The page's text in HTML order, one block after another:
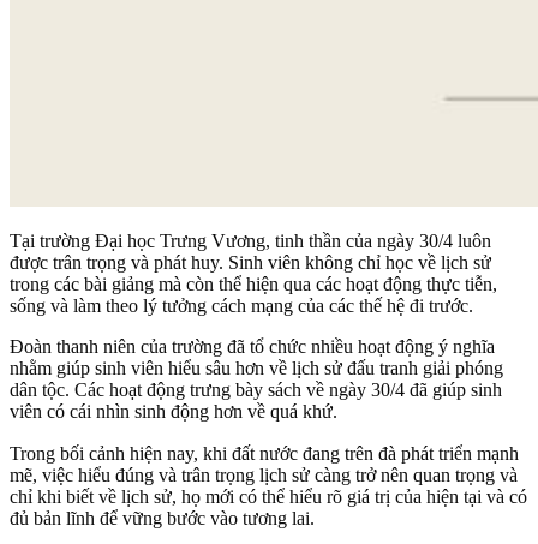
Tại trường Đại học Trưng Vương, tinh thần của ngày 30/4 luôn
được trân trọng và phát huy. Sinh viên không chỉ học về lịch sử
trong các bài giảng mà còn thể hiện qua các hoạt động thực tiễn,
sống và làm theo lý tưởng cách mạng của các thế hệ đi trước.
Đoàn thanh niên của trường đã tổ chức nhiều hoạt động ý nghĩa
nhằm giúp sinh viên hiểu sâu hơn về lịch sử đấu tranh giải phóng
dân tộc. Các hoạt động trưng bày sách về ngày 30/4 đã giúp sinh
viên có cái nhìn sinh động hơn về quá khứ.
Trong bối cảnh hiện nay, khi đất nước đang trên đà phát triển mạnh
mẽ, việc hiểu đúng và trân trọng lịch sử càng trở nên quan trọng và
chỉ khi biết về lịch sử, họ mới có thể hiểu rõ giá trị của hiện tại và có
đủ bản lĩnh để vững bước vào tương lai.